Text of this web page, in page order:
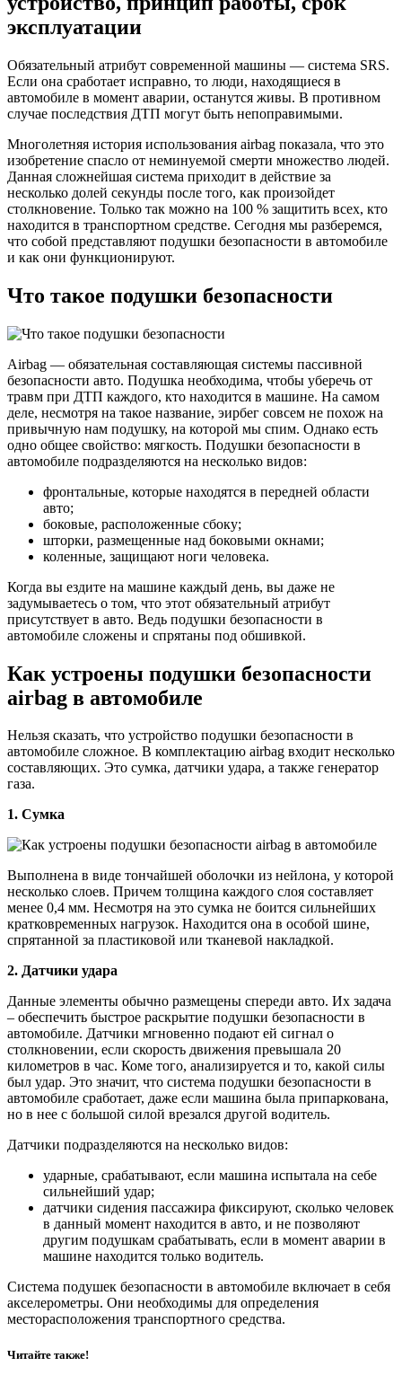
работы,
эксплуатации
Обязательный атрибут современной машины — система SRS.
Если она сработает исправно, то люди, находящиеся в
автомобиле в момент аварии, останутся живы. В противном
случае последствия ДТП могут быть непоправимыми.
Многолетняя история использования airbag показала, что это
изобретение спасло от неминуемой смерти множество людей.
Данная сложнейшая система приходит в действие за
несколько долей секунды после того, как произойдет
столкновение. Только так можно на 100 % защитить всех, кто
находится в транспортном средстве. Сегодня мы разберемся,
что собой представляют подушки безопасности в автомобиле
и как они функционируют.
Что такое подушки безопасности
Airbag — обязательная составляющая системы пассивной
безопасности авто. Подушка необходима, чтобы уберечь от
травм при ДТП каждого, кто находится в машине. На самом
деле, несмотря на такое название, эирбег совсем не похож на
привычную нам подушку, на которой мы спим. Однако есть
одно общее свойство: мягкость. Подушки безопасности в
автомобиле подразделяются на несколько видов:
фронтальные, которые находятся в передней области
авто;
боковые, расположенные сбоку;
шторки, размещенные над боковыми окнами;
коленные, защищают ноги человека.
Когда вы ездите на машине каждый день, вы даже не
задумываетесь о том, что этот обязательный атрибут
присутствует в авто. Ведь подушки безопасности в
автомобиле сложены и спрятаны под обшивкой.
Как устроены подушки безопасности
airbag в автомобиле
Нельзя сказать, что устройство подушки безопасности в
автомобиле сложное. В комплектацию airbag входит несколько
составляющих. Это сумка, датчики удара, а также генератор
газа.
1. Сумка
Выполнена в виде тончайшей оболочки из нейлона, у которой
несколько слоев. Причем толщина каждого слоя составляет
менее 0,4 мм. Несмотря на это сумка не боится сильнейших
кратковременных нагрузок. Находится она в особой шине,
спрятанной за пластиковой или тканевой накладкой.
2. Датчики удара
Данные элементы обычно размещены спереди авто. Их задача
– обеспечить быстрое раскрытие подушки безопасности в
автомобиле. Датчики мгновенно подают ей сигнал о
столкновении, если скорость движения превышала 20
километров в час. Коме того, анализируется и то, какой силы
был удар. Это значит, что система подушки безопасности в
автомобиле сработает, даже если машина была припаркована,
но в нее с большой силой врезался другой водитель.
Датчики подразделяются на несколько видов:
ударные, срабатывают, если машина испытала на себе
сильнейший удар;
датчики сидения пассажира фиксируют, сколько человек
в данный момент находится в авто, и не позволяют
другим подушкам срабатывать, если в момент аварии в
машине находится только водитель.
Система подушек безопасности в автомобиле включает в себя
акселерометры. Они необходимы для определения
месторасположения транспортного средства.
Читайте также!